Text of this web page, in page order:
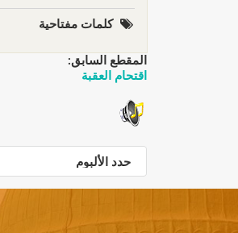
كلمات مفتاحية
المقطع السابق:
اقتحام العقبة